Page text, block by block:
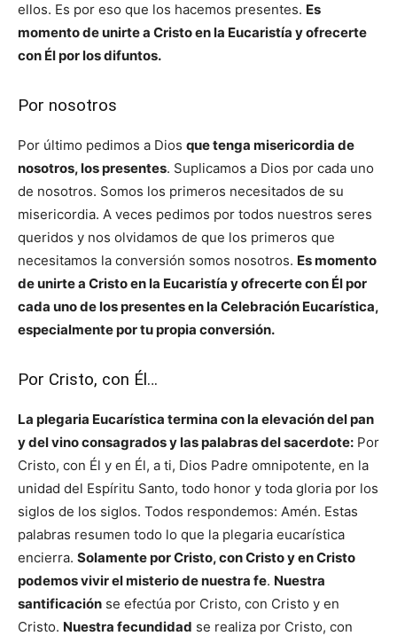
ellos. Es por eso que los hacemos presentes. Es
momento de unirte a Cristo en la Eucaristía y ofrecerte
con Él por los difuntos.
Por nosotros
Por último pedimos a Dios que tenga misericordia de
nosotros, los presentes. Suplicamos a Dios por cada uno
de nosotros. Somos los primeros necesitados de su
misericordia. A veces pedimos por todos nuestros seres
queridos y nos olvidamos de que los primeros que
necesitamos la conversión somos nosotros. Es momento
de unirte a Cristo en la Eucaristía y ofrecerte con Él por
cada uno de los presentes en la Celebración Eucarística,
especialmente por tu propia conversión.
Por Cristo, con Él…
La plegaria Eucarística termina con la elevación del pan
y del vino consagrados y las palabras del sacerdote: Por
Cristo, con Él y en Él, a ti, Dios Padre omnipotente, en la
unidad del Espíritu Santo, todo honor y toda gloria por los
siglos de los siglos. Todos respondemos: Amén. Estas
palabras resumen todo lo que la plegaria eucarística
encierra. Solamente por Cristo, con Cristo y en Cristo
podemos vivir el misterio de nuestra fe. Nuestra
santificación se efectúa por Cristo, con Cristo y en
Cristo. Nuestra fecundidad se realiza por Cristo, con